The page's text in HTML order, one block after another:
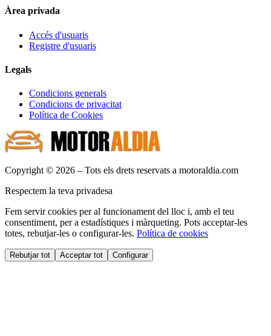
Àrea privada
Accés d'usuaris
Registre d'usuaris
Legals
Condicions generals
Condicions de privacitat
Política de Cookies
Copyright © 2026 – Tots els drets reservats a motoraldia.com
Respectem la teva privadesa
Fem servir cookies per al funcionament del lloc i, amb el teu
consentiment, per a estadístiques i màrqueting. Pots acceptar-les
totes, rebutjar-les o configurar-les. Política de cookies
Rebutjar tot Acceptar tot Configurar